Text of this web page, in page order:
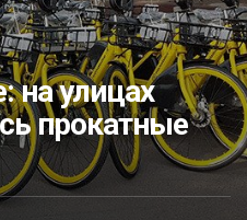
на улицах
прокатные